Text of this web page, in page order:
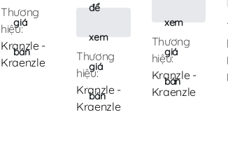
giá
bán
Thương
hiệu:
Kranzle -
Kraenzle
để
xem
giá
bán
Thương
hiệu:
Kranzle -
Kraenzle
xem
giá
bán
Thương
hiệu:
Kranzle -
Kraenzle